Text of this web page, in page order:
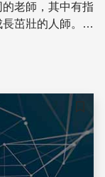
老師，其中有指
茁壯的人師。在
—黃惠民教授。
範，真可謂良師
儲存